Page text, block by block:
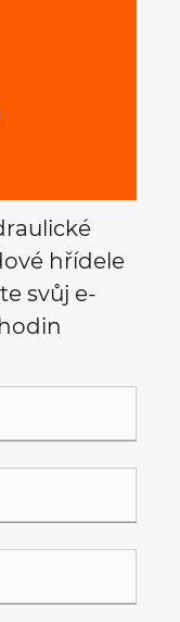
hřídele
svůj e-